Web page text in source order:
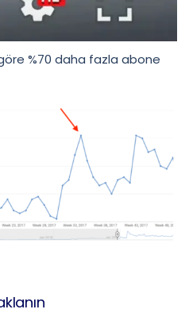
%70 daha fazla abone